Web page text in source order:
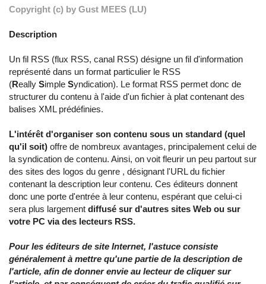
Copyright (c) by Gust MEES (LU)
Description
Un fil RSS (flux RSS, canal RSS) désigne un fil d'information
représenté dans un format particulier le RSS
(Really Simple Syndication). Le format RSS permet donc de
structurer du contenu à l'aide d'un fichier à plat contenant des
balises XML prédéfinies.
L'intérêt d'organiser son contenu sous un standard (quel
qu'il soit) offre de nombreux avantages, principalement celui de
la syndication de contenu. Ainsi, on voit fleurir un peu partout sur
des sites des logos du genre , désignant l'URL du fichier
contenant la description leur contenu. Ces éditeurs donnent
donc une porte d'entrée à leur contenu, espérant que celui-ci
sera plus largement diffusé sur d'autres sites Web ou sur
votre PC via des lecteurs RSS.
Pour les éditeurs de site Internet, l'astuce consiste
généralement à mettre qu'une partie de la description de
l'article, afin de donner envie au lecteur de cliquer sur